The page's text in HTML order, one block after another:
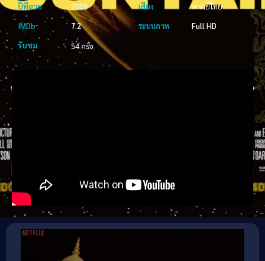
ปีที่ฉาย 2006 เสียง
พากย์ไทย
IMDb
7.2 ระบบภาพ
Full HD
รับชม
54 ครั้ง